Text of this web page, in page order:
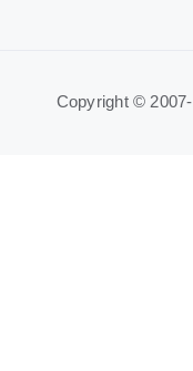
Copyright © 2007-